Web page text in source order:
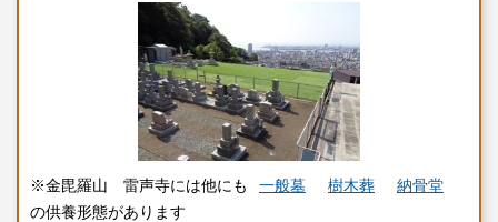
※金毘羅山 雷声寺には他にも 一般墓 樹木葬
納骨堂
の供養形態があります